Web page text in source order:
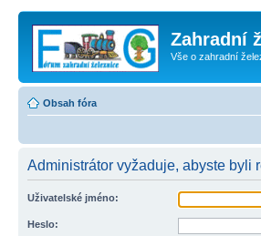
Zahradní
Vše o zahradní
Obsah fóra
Administrátor vyžaduje, abyste byli
Uživatelské jméno:
Heslo: